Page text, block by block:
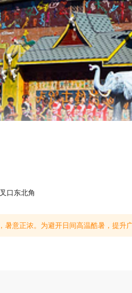
口东北角
间进行临时调整:一、调整后营业时间8月1日-8月31日周二至周日:13:00开园一22:00闭园(周一闭园，节假日除外)。二、营业期间特色活动及美